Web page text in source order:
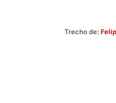
Trecho de: